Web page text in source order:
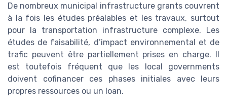
De nombreux municipal infrastructure grants couvrent
à la fois les études préalables et les travaux, surtout
pour la transportation infrastructure complexe. Les
études de faisabilité, d’impact environnemental et de
trafic peuvent être partiellement prises en charge. Il
est toutefois fréquent que les local governments
doivent cofinancer ces phases initiales avec leurs
propres ressources ou un loan.